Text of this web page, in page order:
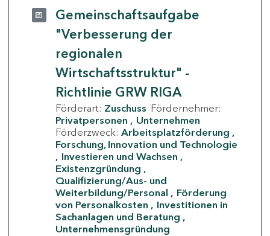
Gemeinschaftsaufgabe
"Verbesserung der
regionalen
Wirtschaftsstruktur" -
Richtlinie GRW RIGA
Förderart: Zuschuss Fördernehmer:
Privatpersonen
Unternehmen
Förderzweck: Arbeitsplatzförderung
Forschung, Innovation und Technologie
Investieren und Wachsen
Existenzgründung
Qualifizierung/Aus- und
Weiterbildung/Personal
Förderung
von Personalkosten
Investitionen in
Sachanlagen und Beratung
Unternehmensgründung